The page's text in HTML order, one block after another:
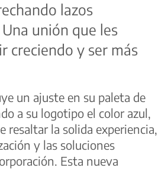
lazos
unión que les
creciendo y ser más
un ajuste en su paleta de
a su logotipo el color azul,
resaltar la solida experiencia,
y las soluciones
Esta nueva